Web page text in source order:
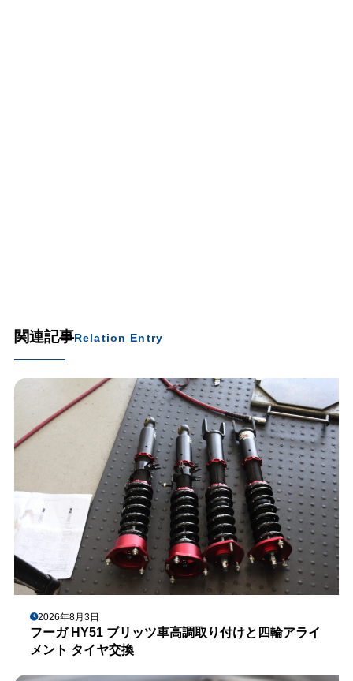
関連記事Relation Entry
2026年8月3日
フーガ HY51 ブリッツ車高調取り付けと四輪アライ
メント タイヤ交換